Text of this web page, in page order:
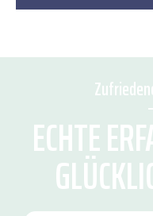
ECHTE